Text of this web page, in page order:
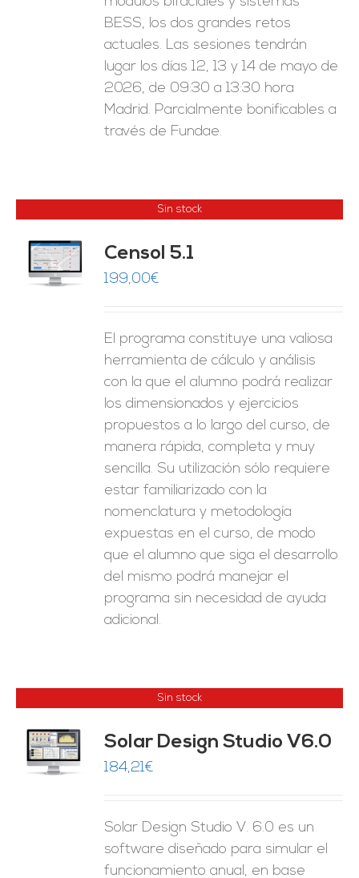
BESS, los dos grandes retos
actuales. Las sesiones tendrán
lugar los días 12, 13 y 14 de mayo de
2026, de 09:30 a 13:30 hora
Madrid. Parcialmente bonificables a
través de Fundae.
Sin stock
Censol 5.1
199,00€
El programa constituye una valiosa
herramienta de cálculo y análisis
con la que el alumno podrá realizar
los dimensionados y ejercicios
propuestos a lo largo del curso, de
manera rápida, completa y muy
sencilla. Su utilización sólo requiere
estar familiarizado con la
nomenclatura y metodología
expuestas en el curso, de modo
que el alumno que siga el desarrollo
del mismo podrá manejar el
programa sin necesidad de ayuda
adicional.
Sin stock
Solar Design Studio V6.0
184,21€
Solar Design Studio V. 6.0 es un
software diseñado para simular el
funcionamiento anual, en base